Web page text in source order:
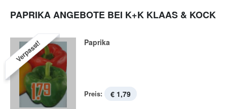
PAPRIKA ANGEBOTE BEI K+K KLAAS & KOCK
Verpasst! Paprika
Preis: € 1,79